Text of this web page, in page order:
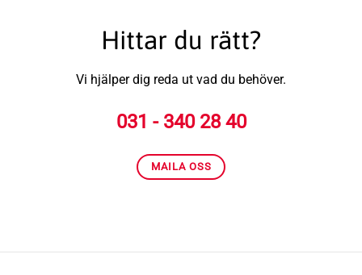
Hittar du rätt?
Vi hjälper dig reda ut vad du behöver.
031 - 340 28 40
MAILA OSS